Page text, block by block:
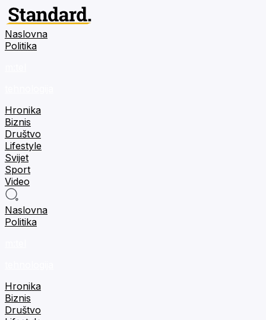
Naslovna
Politika
Hronika
Biznis
Društvo
Lifestyle
Svijet
Sport
Video
Naslovna
Politika
Hronika
Biznis
Društvo